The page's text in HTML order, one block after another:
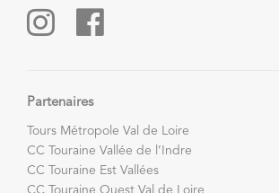
Partenaires
Tours Métropole Val de Loire
CC Touraine Vallée de l’Indre
CC Touraine Est Vallées
CC Touraine Ouest Val de Loire